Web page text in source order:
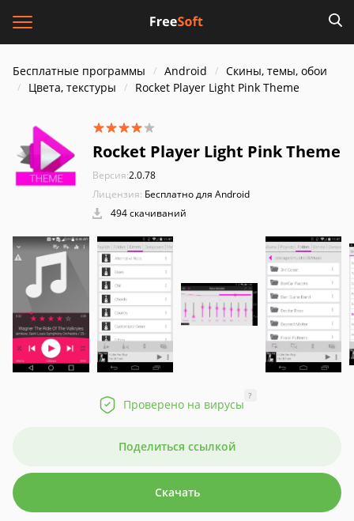
Бесплатные программы Android
Скины, темы, обои
Цвета, текстуры
Rocket Player Light Pink Theme
Rocket Player Light Pink Theme
Версия:2.0.78
Лицензия: Бесплатно для Android
494 скачиваний
Проверено на вирусы
?
Поделиться ссылкой
Скачать